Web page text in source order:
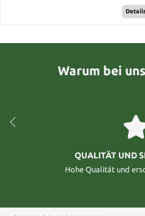
Warum bei
QUALITÄT UND
Hohe Qualität und